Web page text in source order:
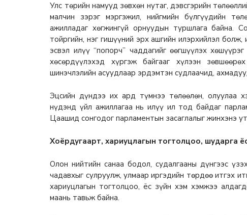
Улс төрийн намууд зөвхөн нутаг, дэвсгэрийн
малчин зэрэг мэргэжил, нийгмийн бүлгүүдийн
ажилладаг хөгжингүй орнуудын туршлага байна.
тойргийн, нэг гишүүний эрх ашгийн илэрхийлэл болж,
эсвэл илүү “попорч” чаддагийг өөгшүүлэх
хөсөрдүүлэхэд хүргэж байгааг хүлээн
шинэчлэлийн асуудлаар эрдэмтэн судлаачид,
Эцсийн дүндээ их ард түмнээ төлөөлөн, олуулаа
нүдэнд үйл ажиллагаа нь илүү ил тод байдаг
Цаашид сонгодог парламентын засаглалыг жинхэнэ
Хоёрдугаарт, хариуцлагын тогтолцоо, шударга
Олон нийтийн санаа бодол, судалгааны дүнгээс
чадавхыг сулруулж, улмаар иргэдийн төрдөө итгэх
хариуцлагын тогтолцоо, ёс зүйн хэм хэмжээ
маань тавьж байна.